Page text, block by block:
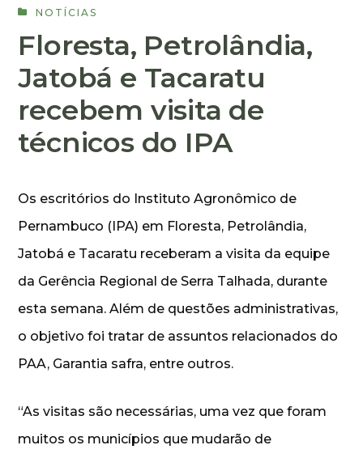
NOTÍCIAS
Floresta, Petrolândia,
Jatobá e Tacaratu
recebem visita de
técnicos do IPA
Os escritórios do Instituto Agronômico de
Pernambuco (IPA) em Floresta, Petrolândia,
Jatobá e Tacaratu receberam a visita da equipe
da Gerência Regional de Serra Talhada, durante
esta semana. Além de questões administrativas,
o objetivo foi tratar de assuntos relacionados do
PAA, Garantia safra, entre outros.
“As visitas são necessárias, uma vez que foram
muitos os municípios que mudarão de